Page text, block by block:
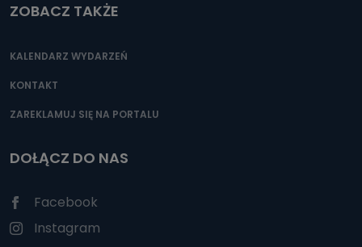
ZOBACZ TAKŻE
KALENDARZ WYDARZEŃ
KONTAKT
ZAREKLAMUJ SIĘ NA PORTALU
DOŁĄCZ DO NAS
Facebook
Instagram